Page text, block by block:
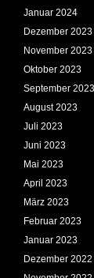
Januar 2024
Dezember 2023
November 2023
Oktober 2023
September 2023
August 2023
Juli 2023
Juni 2023
Mai 2023
April 2023
März 2023
Februar 2023
Januar 2023
Dezember 2022